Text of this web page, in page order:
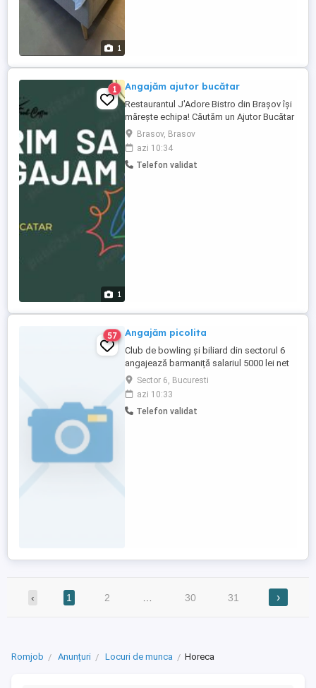
1
1
1 Angajăm ajutor bucătar
Restaurantul J'Adore Bistro din Brașov își
mărește echipa! Căutăm un Ajutor Bucătar
entuziast și dedicat care să ne ajute în
bucătărie. Cerințe: Experiență anterioară
pe un post similar constituie un avantaj,
dar nu este obligatorie; Abilitatea de a
Brasov, Brasov
azi 10:34
Telefon validat
57 Angajăm picolita
Club de bowling și biliard din sectorul 6
angajează barmaniță salariul 5000 lei net
care să știe să prepare produse la bar și
să le servească , și 3500 lei net picolita.
Contract de munca pe perioada
nedeterminată , tips zilnic personal și
Sector 6, Bucuresti
azi 10:33
Telefon validat
‹ 1 2 30 31 ›
Romjob Anunțuri Locuri de munca Horeca